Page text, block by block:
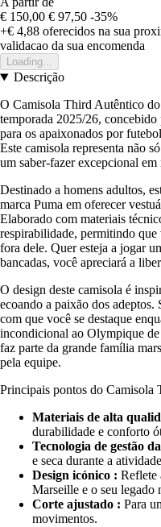
€ 150,00 € 97,50 -35%
+€ 4,88 oferecidos na sua
validacao da sua encomenda
Loading...
Descrição
O Camisola Third Autêntico
temporada 2025/26,
para os apaixonados por
Este camisola representa não
um saber-fazer excepcional
Destinado a homens adultos,
marca Puma em oferecer
Elaborado com materiais
respirabilidade, permitindo que
fora dele. Quer esteja a jogar
bancadas, você apreciará a
O design deste camisola é
ecoando a paixão dos
com que você se destaque
incondicional ao Olympique
faz parte da grande família
pela equipe.
Principais pontos do
Materiais de alta
durabilidade e conforto
Tecnologia de gestão
e seca durante a
Design icónico : Reflete
Marseille e o seu legado
Corte ajustado : Para
movimentos.